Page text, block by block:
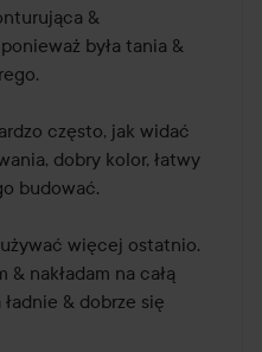
&
była tania &
często, jak widać
dobry kolor, łatwy
budować.
więcej ostatnio.
nakładam na całą
& dobrze się